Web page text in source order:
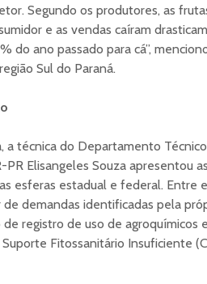
Segundo os produtores, as
e as vendas caíram
do ano passado para cá”,
Sul do Paraná.
a técnica do Departamento
PR Elisangeles Souza apresentou
esferas estadual e federal. Entre
de demandas identificadas pela
de registro de uso de agroquímicos
Fitossanitário Insuficiente